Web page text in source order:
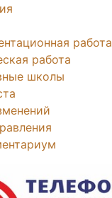
работа
работа
школы